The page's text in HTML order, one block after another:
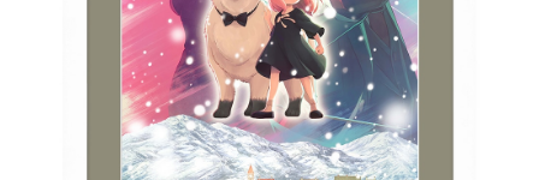
名探偵コナン
アニメ『僕のヒーローアカデミア』10周年
ハイキュー!!ジャージ＆ユニフォーム